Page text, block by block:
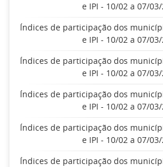
e IPI - 10/02 a 07/
Índices de participação dos
e IPI - 10/02 a 07/
Índices de participação dos
e IPI - 10/02 a 07/
Índices de participação dos
e IPI - 10/02 a 07/
Índices de participação dos
e IPI - 10/02 a 07/
Índices de participação dos